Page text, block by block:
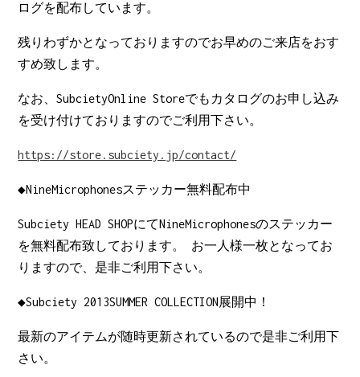
ログを配布しています。
残りわずかとなっておりますのでお早めのご来店をおす
すめ致します。
なお、SubcietyOnline Storeでもカタログのお申し込み
を受け付けておりますのでご利用下さい。
https://store.subciety.jp/contact/
◆NineMicrophonesステッカー無料配布中
Subciety HEAD SHOPにてNineMicrophonesのステッカー
を無料配布致しております。 お一人様一枚となってお
りますので、是非ご利用下さい。
◆Subciety 2013SUMMER COLLECTION展開中！
最新のアイテムが随時更新されているので是非ご利用下
さい。